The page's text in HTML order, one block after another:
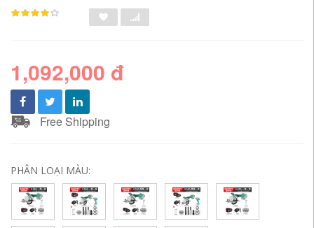
1,092,000 đ
Free Shipping
PHÂN LOẠI MÀU: